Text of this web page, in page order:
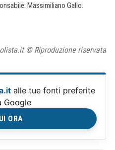
Massimiliano Gallo.
© Riproduzione riservata
alle tue fonti preferite
Google
ORA